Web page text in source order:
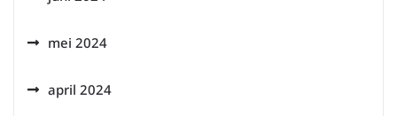
mei 2024
april 2024